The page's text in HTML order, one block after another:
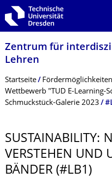
Zur Hauptnavigation springen
Zur Suche springen
Zum Inhalt springen
Zentrum für
Lehren
Breadcrumb-Menü
Startseite
Fördermöglichkeiten
Wettbewerb "TUD E-Learning-
Schmuckstück-Galerie 2023
SUSTAINABILITY:
VERSTEHEN UND
BÄNDER (#LB1)